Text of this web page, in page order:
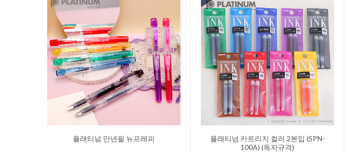
플래티넘 만년필 뉴프레피
플래티넘 카트리지 컬러 2본입 (SPN-
100A) (독자규격)